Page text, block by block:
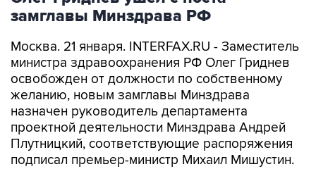
замглавы Минздрава РФ
Москва. 21 января. INTERFAX.RU - Заместитель
министра здравоохранения РФ Олег Гриднев
освобожден от должности по собственному
желанию, новым замглавы Минздрава
назначен руководитель департамента
проектной деятельности Минздрава Андрей
Плутницкий, соответствующие распоряжения
подписал премьер-министр Михаил Мишустин.